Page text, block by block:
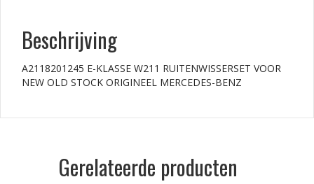
BENZ
aantal
Beschrijving
A2118201245 E-KLASSE W211 RUITENWISSERSET VOOR
NEW OLD STOCK ORIGINEEL MERCEDES-BENZ
Gerelateerde producten